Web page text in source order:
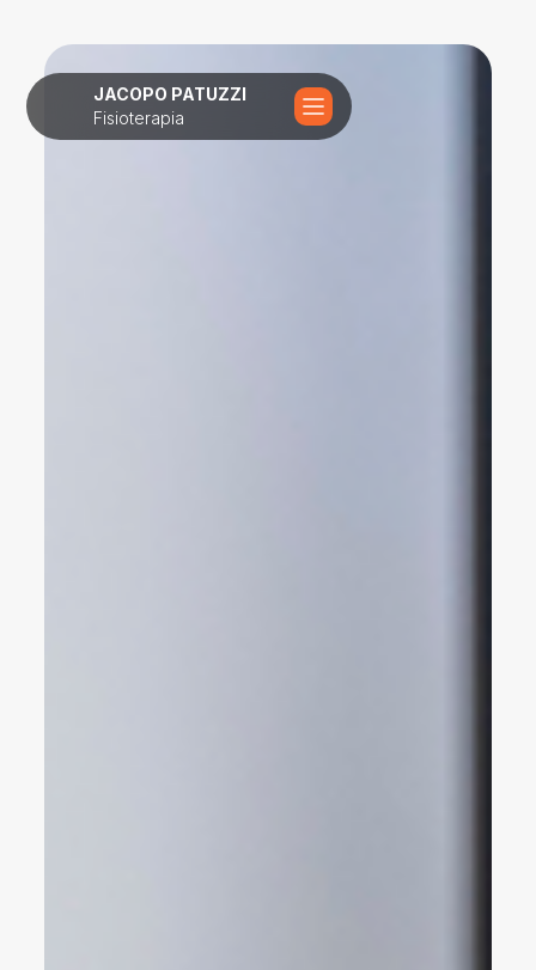
JACOPO PATUZZI
Fisioterapia